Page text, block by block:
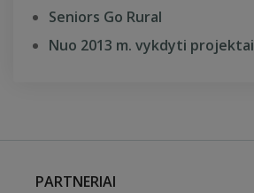
Seniors Go Rural
Nuo 2013 m. vykdyti projektai
PARTNERIAI